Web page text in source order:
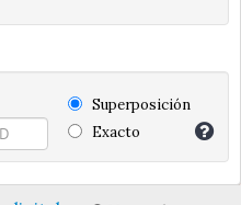
Superposición
Exacto